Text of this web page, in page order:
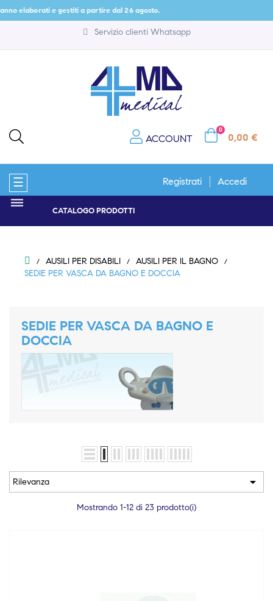
e gestiti a partire dal 26 agosto.
Servizio clienti Whatsapp
ACCOUNT
0
0,00 €
navigazione
Toggle
☰ Registrati Accedi
CATALOGO PRODOTTI
AUSILI PER DISABILI
AUSILI PER IL BAGNO
SEDIE PER VASCA DA BAGNO E DOCCIA
SEDIE PER VASCA DA BAGNO E
DOCCIA
Rilevanza 
Mostrando 1-12 di 23 prodotto(i)